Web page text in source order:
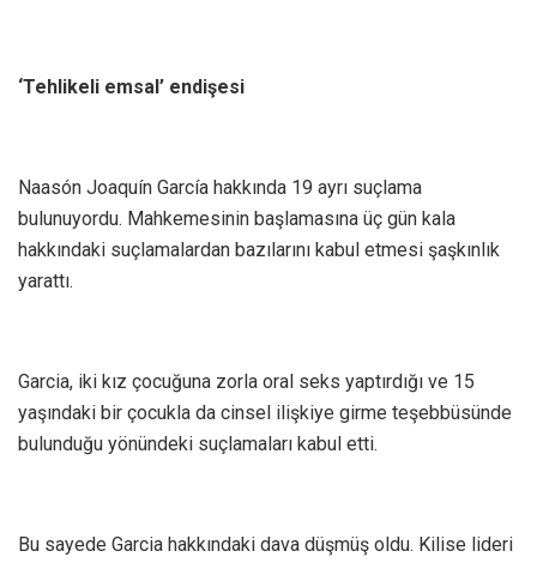
‘Tehlikeli emsal’ endişesi
Naasón Joaquín García hakkında 19 ayrı suçlama
bulunuyordu. Mahkemesinin başlamasına üç gün kala
hakkındaki suçlamalardan bazılarını kabul etmesi şaşkınlık
yarattı.
Garcia, iki kız çocuğuna zorla oral seks yaptırdığı ve 15
yaşındaki bir çocukla da cinsel ilişkiye girme teşebbüsünde
bulunduğu yönündeki suçlamaları kabul etti.
Bu sayede Garcia hakkındaki dava düşmüş oldu. Kilise lideri